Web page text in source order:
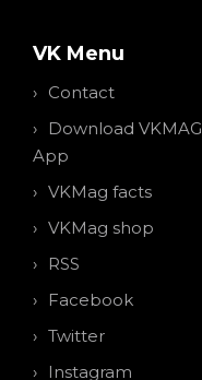
VK Menu
Contact
Download VKMAG
App
VKMag facts
VKMag shop
RSS
Facebook
Twitter
Instagram